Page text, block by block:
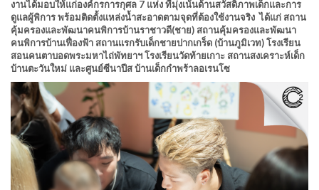
งานได้มอบให้แก่องค์กรการกุศล 7 แห่ง ที่มุ่งเน้นด้านสวัสดิภาพเด็กและการ
ดูแลผู้พิการ พร้อมติดตั้งแหล่งน้ำสะอาดตามจุดที่ต้องใช้งานจริง ได้แก่ สถาน
คุ้มครองและพัฒนาคนพิการบ้านราชาวดี(ชาย) สถานคุ้มครองและพัฒนา
คนพิการบ้านเฟื่องฟ้า สถานแรกรับเด็กชายปากเกร็ด (บ้านภูมิเวท) โรงเรียน
สอนคนตาบอดพระมหาไถ่พัทยาฯ โรงเรียนวัดท้ายเกาะ สถานสงเคราะห์เด็ก
บ้านตะวันใหม่ และศูนย์ซีนาปีส บ้านเด็กกำพร้าลอเรนโซ